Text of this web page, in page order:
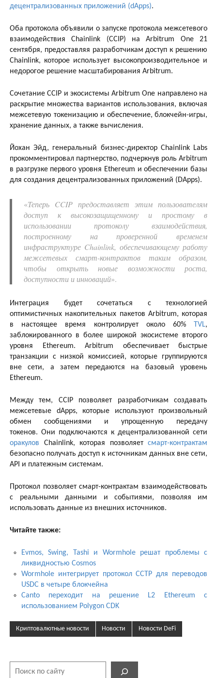
децентрализованных приложений (dApps).
Оба протокола объявили о запуске протокола межсетевого
взаимодействия Chainlink (CCIP) на Arbitrum One 21
сентября, предоставляя разработчикам доступ к решению
Chainlink, которое использует высокопроизводительное и
недорогое решение масштабирования Arbitrum.
Сочетание CCIP и экосистемы Arbitrum One направлено на
раскрытие множества вариантов использования, включая
межсетевую токенизацию и обеспечение, блокчейн-игры,
хранение данных, а также вычисления.
Йохан Эйд, генеральный бизнес-директор Chainlink Labs
прокомментировал партнерство, подчеркнув роль Arbitrum
в разгрузке первого уровня Ethereum и обеспечении базы
для создания децентрализованных приложений (DApps).
«Теперь CCIP предоставляет этим пользователям
доступ к высокозащищенному и простому в
использовании протоколу взаимодействия,
построенному на проверенной временем
инфраструктуре Chainlink, обеспечивающему работу
межсетевых смарт-контрактов таким образом,
чтобы открыть новые возможности роста,
доступности и инноваций».
Интеграция будет сочетаться с технологией
оптимистичных накопительных пакетов Arbitrum, которая
в настоящее время контролирует около 60%
TVL,
заблокированного в более широкой экосистеме второго
уровня Ethereum. Arbitrum обеспечивает быстрые
транзакции с низкой комиссией, которые группируются
вне сети, а затем передаются на базовый уровень
Ethereum.
Между тем, CCIP позволяет разработчикам создавать
межсетевые dApps, которые используют произвольный
обмен сообщениями и упрощенную передачу
токенов. Они подключаются к децентрализованной сети
оракулов Chainlink, которая позволяет смарт-контрактам
безопасно получать доступ к источникам данных вне сети,
API и платежным системам.
Протокол позволяет смарт-контрактам взаимодействовать
с реальными данными и событиями, позволяя им
использовать данные из внешних источников.
Читайте также:
Evmos, Swing, Tashi и Wormhole решат проблемы с
ликвидностью Cosmos
Wormhole интегрирует протокол CCTP для переводов
USDC в четыре блокчейна
Canto переходит на решение L2 Ethereum с
использованием Polygon CDK
Криптовалютные новости Новости Новости DeFi